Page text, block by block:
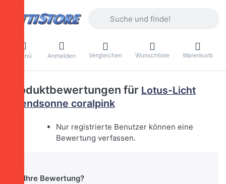
Menü Anmelden Vergleichen Wunschliste Warenkorb
Produktbewertungen für Lotus-Licht
Abendsonne coralpink
Nur registrierte Benutzer können eine
Bewertung verfassen.
Ihre Bewertung?